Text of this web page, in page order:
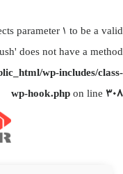
parameter 1 to be a valid
does not have a method
wp-includes/class-
wp-hook.phpon line 308